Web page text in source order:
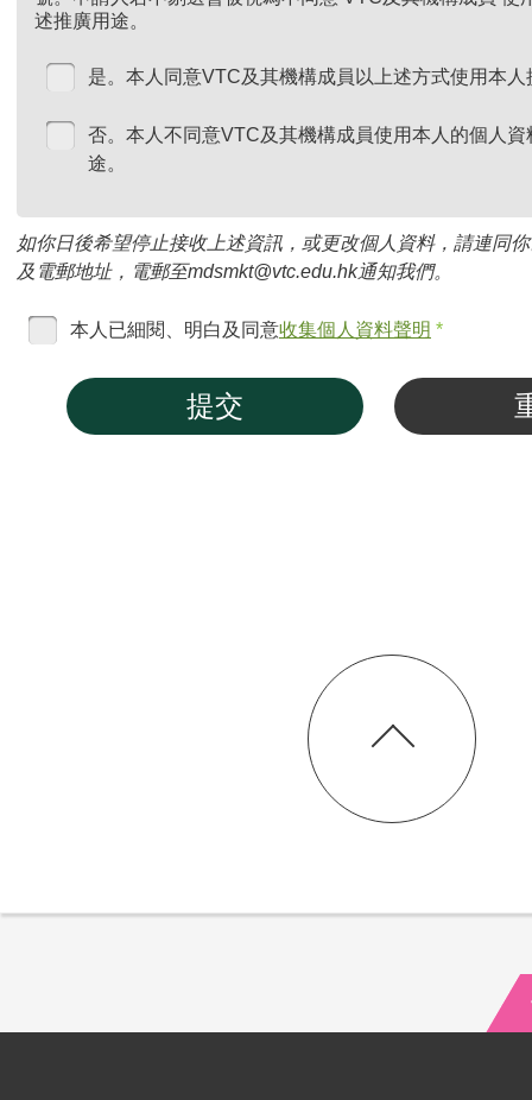
述推廣用途。
是。本人同意VTC及其機構成員以上述方式使用本
否。本人不同意VTC及其機構成員使用本人的個人
途。
如你日後希望停止接收上述資訊，或更改個人資料，請連同
及電郵地址，電郵至mdsmkt@vtc.edu.hk通知我們。
本人已細閱、明白及同意收集個人資料聲明 *
提交